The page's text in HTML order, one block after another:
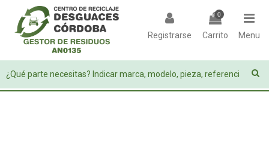
Registrarse
0
Carrito Menu